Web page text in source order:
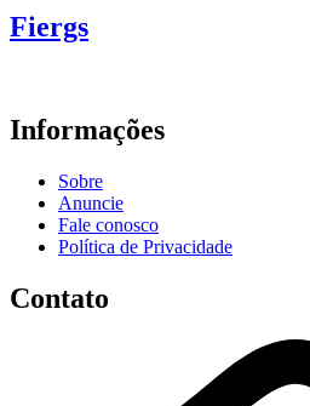
Fiergs
Informações
Sobre
Anuncie
Fale conosco
Política de Privacidade
Contato